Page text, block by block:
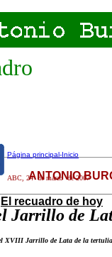
Página principal-Inicio
ABC 24 de marzode 2007
El recuadro de hoy
ANTONIO
Jarrillo de
XVIII Jarrillo de Lata de la